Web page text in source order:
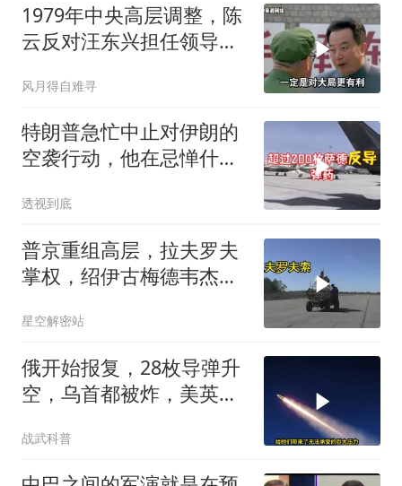
1979年中央高层调整，陈
云反对汪东兴担任领导职
风月得自难寻
特朗普急忙中止对伊朗的
空袭行动，他在忌惮什
透视到底
普京重组高层，拉夫罗夫
掌权，绍伊古梅德韦杰夫
星空解密站
俄开始报复，28枚导弹升
空，乌首都被炸，美英法
战武科普